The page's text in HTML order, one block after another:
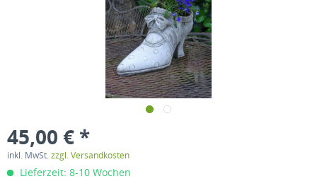
45,00 € *
inkl. MwSt.zzgl. Versandkosten
Lieferzeit: 8-10 Wochen